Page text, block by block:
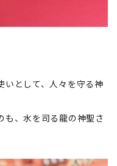
いとして、人々を守る神
も、水を司る龍の神聖さ